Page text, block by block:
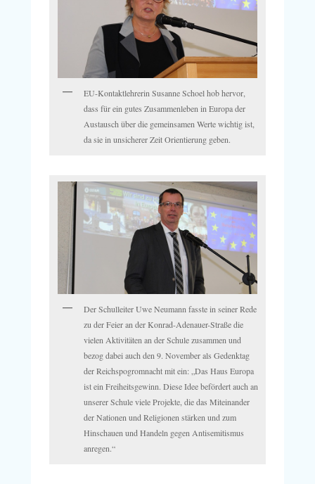
EU-Kontaktlehrerin Susanne Schoel hob hervor,
dass für ein gutes Zusammenleben in Europa der
Austausch über die gemeinsamen Werte wichtig ist,
da sie in unsicherer Zeit Orientierung geben.
Der Schulleiter Uwe Neumann fasste in seiner Rede
zu der Feier an der Konrad-Adenauer-Straße die
vielen Aktivitäten an der Schule zusammen und
bezog dabei auch den 9. November als Gedenktag
der Reichspogromnacht mit ein: „Das Haus Europa
ist ein Freiheitsgewinn. Diese Idee befördert auch an
unserer Schule viele Projekte, die das Miteinander
der Nationen und Religionen stärken und zum
Hinschauen und Handeln gegen Antisemitismus
anregen.“